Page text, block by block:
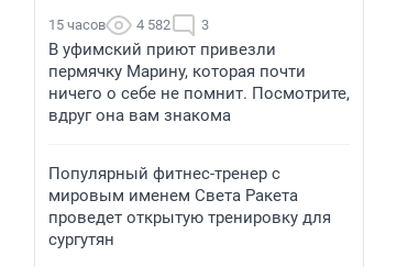
15 часов 4 582 3
В уфимский приют привезли
пермячку Марину, которая почти
ничего о себе не помнит. Посмотрите,
вдруг она вам знакома
Популярный фитнес-тренер с
мировым именем Света Ракета
проведет открытую тренировку для
сургутян